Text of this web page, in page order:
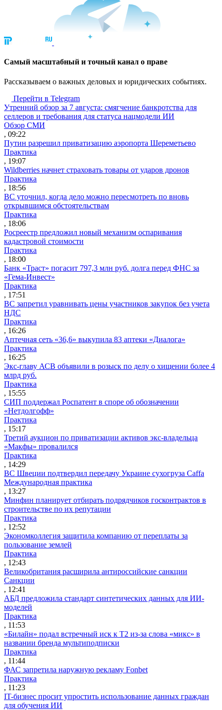
Cамый масштабный и точный канал о праве
Рассказываем о важных деловых и юридических событиях.
Перейти в Telegram
Утренний обзор за 7 августа: смягчение банкротства для
селлеров и требования для статуса нацмодели ИИ
Обзор СМИ
, 09:22
Путин разрешил приватизацию аэропорта Шереметьево
Практика
, 19:07
Wildberries начнет страховать товары от ударов дронов
Практика
, 18:56
ВС уточнил, когда дело можно пересмотреть по вновь
открывшимся обстоятельствам
Практика
, 18:06
Росреестр предложил новый механизм оспаривания
кадастровой стоимости
Практика
, 18:00
Банк «Траст» погасит 797,3 млн руб. долга перед ФНС за
«Гема-Инвест»
Практика
, 17:51
ВС запретил уравнивать цены участников закупок без учета
НДС
Практика
, 16:26
Аптечная сеть «36,6» выкупила 83 аптеки «Диалога»
Практика
, 16:25
Экс-главу АСВ объявили в розыск по делу о хищении более 4
млрд руб.
Практика
, 15:55
СИП поддержал Роспатент в споре об обозначении
«Нетдолгофф»
Практика
, 15:17
Третий аукцион по приватизации активов экс-владельца
«Макфы» провалился
Практика
, 14:29
ВС Швеции подтвердил передачу Украине сухогруза Caffa
Международная практика
, 13:27
Минфин планирует отбирать подрядчиков госконтрактов в
строительстве по их репутации
Практика
, 12:52
Экономколлегия защитила компанию от переплаты за
пользование землей
Практика
, 12:43
Великобритания расширила антироссийские санкции
Санкции
, 12:41
АБД предложила стандарт синтетических данных для ИИ-
моделей
Практика
, 11:53
«Билайн» подал встречный иск к Т2 из-за слова «микс» в
названии бренда мультиподписки
Практика
, 11:44
ФАС запретила наружную рекламу Fonbet
Практика
, 11:23
IT-бизнес просит упростить использование данных граждан
для обучения ИИ